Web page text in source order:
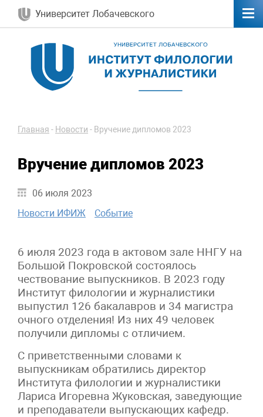
Университет Лобачевского
Главная - Новости - Вручение дипломов 2023
Вручение дипломов 2023
06 июля 2023
Новости ИФИЖ
Событие
6 июля 2023 года в актовом зале ННГУ на
Большой Покровской состоялось
чествование выпускников. В 2023 году
Институт филологии и журналистики
выпустил 126 бакалавров и 34 магистра
очного отделения! Из них 49 человек
получили дипломы с отличием.
С приветственными словами к
выпускникам обратились директор
Института филологии и журналистики
Лариса Игоревна Жуковская, заведующие
и преподаватели выпускающих кафедр.